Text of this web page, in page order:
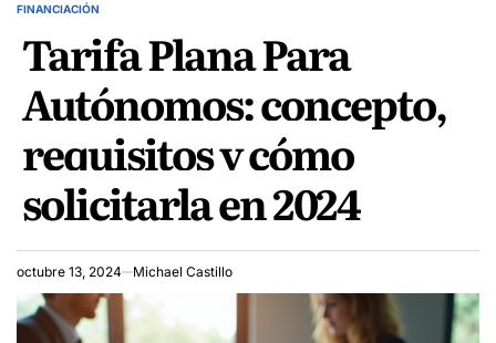
POSTED
FINANCIACIÓN
Tarifa Plana Para
Autónomos: concepto,
requisitos y cómo
solicitarla en 2024
octubre 13, 2024 Michael Castillo